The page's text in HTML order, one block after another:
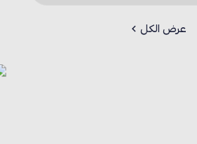
عرض الكل